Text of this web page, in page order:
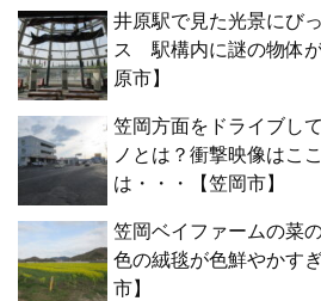
井原駅で見た光景にび
ス 駅構内に謎の物体
原市】
笠岡方面をドライブし
ノとは？衝撃映像はこ
は・・・【笠岡市】
笠岡ベイファームの菜
色の絨毯が色鮮やかす
市】